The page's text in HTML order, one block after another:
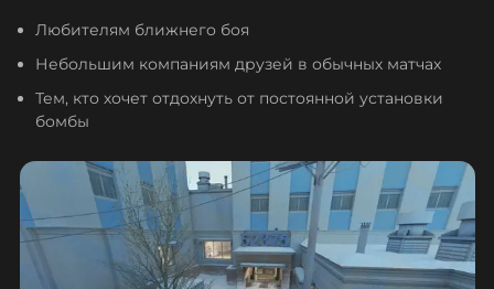
Любителям ближнего боя
Небольшим компаниям друзей в обычных матчах
Тем, кто хочет отдохнуть от постоянной установки
бомбы